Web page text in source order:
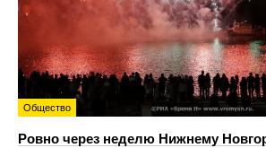
Общество
Ровно через неделю Нижнему